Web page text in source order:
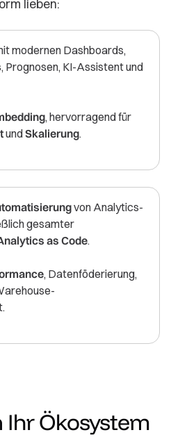
lieben:
modernen Dashboards,
Prognosen, KI-Assistent und
, hervorragend für
undSkalierung.
von Analytics-
gesamter
as Code.
, Datenföderierung,
Ökosystem